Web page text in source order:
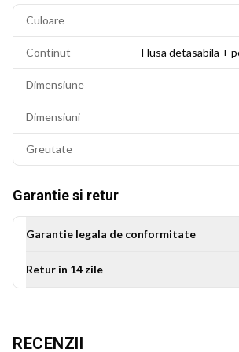
care transmite afectiune si apreciere, ce se
Culoare
Continut Husa detasabila +
Dimensiune
Dimensiuni
Greutate
Garantie si retur
Garantie legala de conformitate
Retur in 14 zile
RECENZII